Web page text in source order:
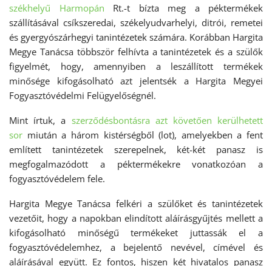
székhelyű Harmopán Rt.-t bízta meg a péktermékek
szállításával csíkszeredai, székelyudvarhelyi, ditrói, remetei
és gyergyószárhegyi tanintézetek számára. Korábban Hargita
Megye Tanácsa többször felhívta a tanintézetek és a szülők
figyelmét, hogy, amennyiben a leszállított termékek
minősége kifogásolható azt jelentsék a Hargita Megyei
Fogyasztóvédelmi Felügyelőségnél.
Mint írtuk, a szerződésbontásra azt követően kerülhetett
sor miután a három kistérségből (lot), amelyekben a fent
említett tanintézetek szerepelnek, két-két panasz is
megfogalmazódott a péktermékekre vonatkozóan a
fogyasztóvédelem fele.
Hargita Megye Tanácsa felkéri a szülőket és tanintézetek
vezetőit, hogy a napokban elindított aláírásgyűjtés mellett a
kifogásolható minőségű termékeket juttassák el a
fogyasztóvédelemhez, a bejelentő nevével, címével és
aláírásával együtt. Ez fontos, hiszen két hivatalos panasz